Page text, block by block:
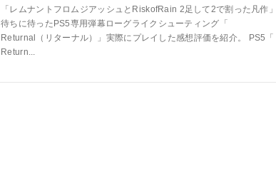
「レムナントフロムジアッシュとRiskofRain 2足して2で割った凡作」
待ちに待ったPS5専用弾幕ローグライクシューティング「
Returnal（リターナル）」実際にプレイした感想評価を紹介。 PS5「
Return...